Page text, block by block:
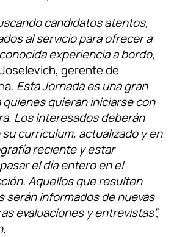
candidatos atentos,
al servicio para ofrecer a
experiencia a bordo,
gerente de
Esta Jornada es una gran
quieran iniciarse con
Los interesados deberán
curriculum, actualizado y en
reciente y estar
el día entero en el
Aquellos que resulten
serán informados de nuevas
evaluaciones y entrevistas”,
.